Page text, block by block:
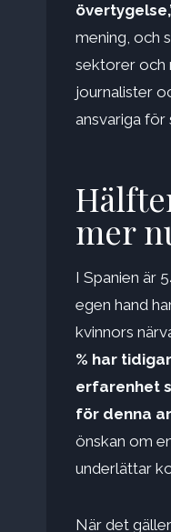
mening, och
sektorer och
journalister
ansvariga för
mer
I Spanien är
egen hand
kvinnors
% har
erfarenhet
för denna
önskan om
underlättar
När det